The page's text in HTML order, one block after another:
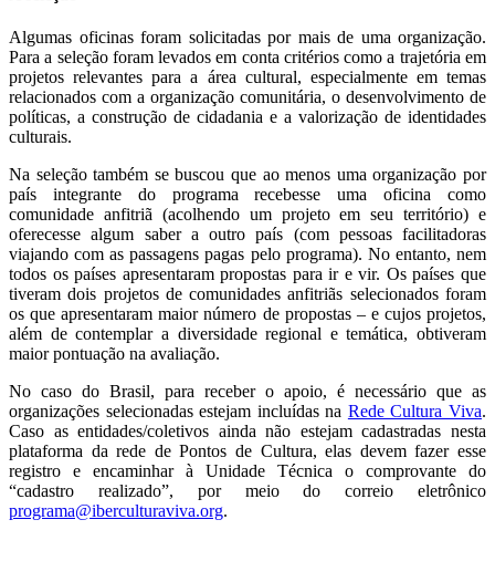
Algumas oficinas foram solicitadas por mais de uma organização.
Para a seleção foram levados em conta critérios como a trajetória em
projetos relevantes para a área cultural, especialmente em temas
relacionados com a organização comunitária, o desenvolvimento de
políticas, a construção de cidadania e a valorização de identidades
culturais.
Na seleção também se buscou que ao menos uma organização por
país integrante do programa recebesse uma oficina como
comunidade anfitriã (acolhendo um projeto em seu território) e
oferecesse algum saber a outro país (com pessoas facilitadoras
viajando com as passagens pagas pelo programa). No entanto, nem
todos os países apresentaram propostas para ir e vir. Os países que
tiveram dois projetos de comunidades anfitriãs selecionados foram
os que apresentaram maior número de propostas – e cujos projetos,
além de contemplar a diversidade regional e temática, obtiveram
maior pontuação na avaliação.
No caso do Brasil, para receber o apoio, é necessário que as
organizações selecionadas estejam incluídas na Rede Cultura Viva.
Caso as entidades/coletivos ainda não estejam cadastradas nesta
plataforma da rede de Pontos de Cultura, elas devem fazer esse
registro e encaminhar à Unidade Técnica o comprovante do
“cadastro realizado”, por meio do correio eletrônico
programa@iberculturaviva.org.